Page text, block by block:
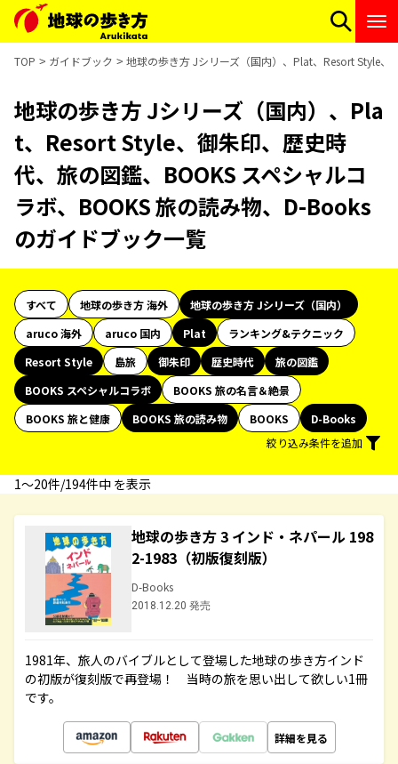
TOP ガイドブック 地球の歩き方 Jシリーズ（国内）、Plat、Resort Style
地球の歩き方 Jシリーズ（国内）、Pla
t、Resort Style、御朱印、歴史時
代、旅の図鑑、BOOKS スペシャルコ
ラボ、BOOKS 旅の読み物、D-Books
のガイドブック一覧
すべて 地球の歩き方 海外
地球の歩き方 Jシリーズ（国内）
aruco 海外
aruco 国内 Plat
ランキング&テクニック
Resort Style
島旅 御朱印 歴史時代
旅の図鑑
BOOKS スペシャルコラボ
BOOKS 旅の名言＆絶景
BOOKS 旅と健康
BOOKS 旅の読み物 BOOKS
D-Books
絞り込み条件を追加
1〜20件/194件中 を表示
地球の歩き方 3 インド・ネパール 198
2-1983（初版復刻版）
D-Books
2018.12.20 発売
1981年、旅人のバイブルとして登場した地球の歩き方インド
の初版が復刻版で再登場！ 当時の旅を思い出して欲しい1冊
です。
詳細を見る